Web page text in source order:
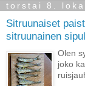
torstai 8.
Sitruunaiset
sitruunainen
Olen
joko